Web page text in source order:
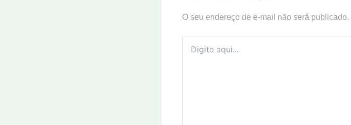
O seu endereço de e-mail não será publicado.
aqui...